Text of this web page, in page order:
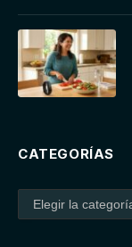
CATEGORÍAS